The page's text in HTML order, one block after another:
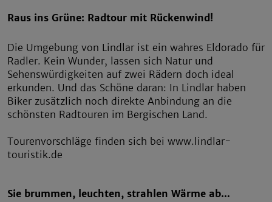
Raus ins Grüne: Radtour mit Rückenwind!
Die Umgebung von Lindlar ist ein wahres Eldorado für
Radler. Kein Wunder, lassen sich Natur und
Sehenswürdigkeiten auf zwei Rädern doch ideal
erkunden. Und das Schöne daran: In Lindlar haben
Biker zusätzlich noch direkte Anbindung an die
schönsten Radtouren im Bergischen Land.
Tourenvorschläge finden sich bei www.lindlar-
touristik.de
Sie brummen, leuchten, strahlen Wärme ab…